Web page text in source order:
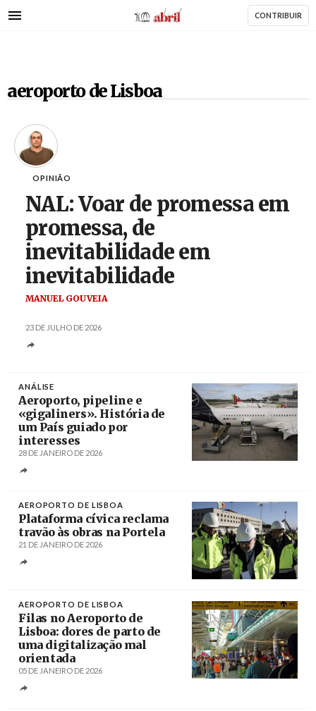
para
AbrilAbril CONTRIBUIR
aeroporto de Lisboa
OPINIÃO
NAL: Voar de promessa em
promessa, de
inevitabilidade em
inevitabilidade
MANUEL GOUVEIA
23 DE JULHO DE 2026
ANÁLISE
Aeroporto, pipeline e
«gigaliners». História de
um País guiado por
interesses
28 DE JANEIRO DE 2026
AEROPORTO DE LISBOA
Plataforma cívica reclama
travão às obras na Portela
21 DE JANEIRO DE 2026
AEROPORTO DE LISBOA
Filas no Aeroporto de
Lisboa: dores de parto de
uma digitalização mal
orientada
05 DE JANEIRO DE 2026